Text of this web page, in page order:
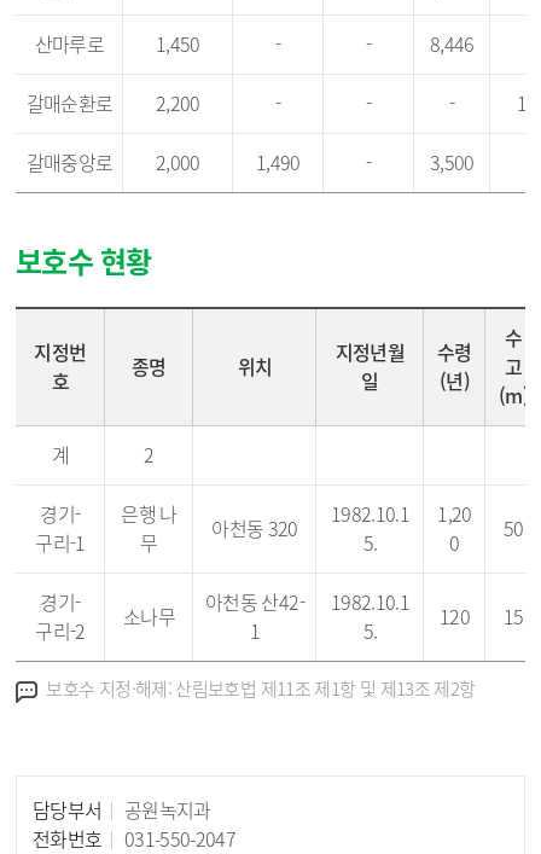
산마루로 1,450 - - 8,446
갈매순환로 2,200 - - -
갈매중앙로 2,000 1,490 - 3,500
보호수 현황
지정번
호
종명 위치
지정년월
일
수령
(년)
수
고
(m)
계 2
경기-
구리-1
은행 나
무
아천동 320
1982.10.1
5.
1,20
0
50
경기-
구리-2
소나무
아천동 산42-
1
1982.10.1
5.
120 15
보호수 지정·해제: 산림보호법 제11조 제1항 및 제13조 제2항
담당부서
공원녹지과
전화번호
031-550-2047